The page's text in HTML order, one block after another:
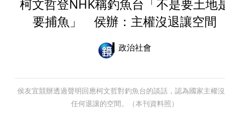
柯文哲登NHK稱釣魚台「不是要土地
要捕魚」 侯辦：主權沒退讓空間
政治社會
侯友宜競辦透過聲明回應柯文哲對釣魚台的談話，認為國家主權沒
任何退讓的空間。（本刊資料照）